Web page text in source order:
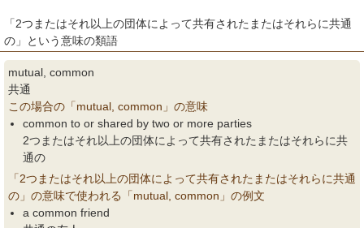
「2つまたはそれ以上の団体によって共有されたまたはそれらに共通
の」という意味の類語
mutual, common
共通
この場合の「mutual, common」の意味
common to or shared by two or more parties
2つまたはそれ以上の団体によって共有されたまたはそれらに共
通の
「2つまたはそれ以上の団体によって共有されたまたはそれらに共通
の」の意味で使われる「mutual, common」の例文
a common friend